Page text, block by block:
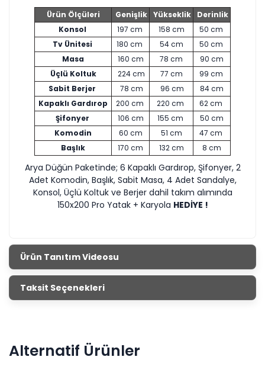
Ürün Ölçüleri Genişlik Yükseklik
Derinlik
Konsol
197 cm 158 cm
50 cm
Tv Ünitesi
180 cm 54 cm
50 cm
Masa
160 cm 78 cm
90 cm
Üçlü Koltuk
224 cm 77 cm
99 cm
Sabit Berjer
78 cm 96 cm
84 cm
Kapaklı Gardırop
200 cm 220 cm
62 cm
Şifonyer
106 cm 155 cm
50 cm
Komodin
60 cm 51 cm
47 cm
Başlık
170 cm 132 cm 8 cm
Arya Düğün Paketinde; 6 Kapaklı Gardırop, Şifonyer, 2
Adet Komodin, Başlık, Sabit Masa, 4 Adet Sandalye,
Konsol, Üçlü Koltuk ve Berjer dahil takım alımında
150x200 Pro Yatak + Karyola HEDİYE !
Ürün Tanıtım Videosu
Taksit Seçenekleri
Alternatif Ürünler